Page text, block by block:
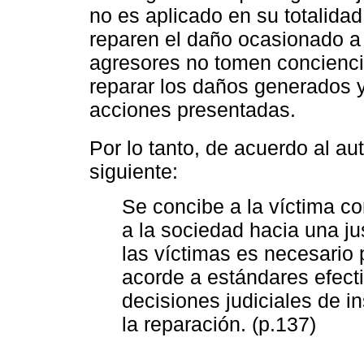
no es aplicado en su
reparen el daño ocasionado
agresores no tomen
reparar los daños
acciones presentadas.
Por lo tanto, de acuerdo al
siguiente:
Se concibe a la víctima
a la sociedad hacia una
las víctimas es necesario
acorde a estándares
decisiones judiciales de
la reparación. (p.137)